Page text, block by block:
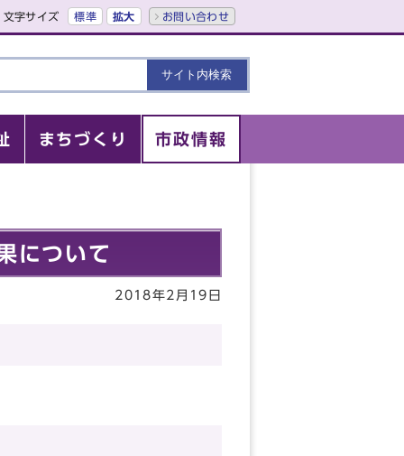
文字サイズ 標準 拡大 お問い合わせ
まちづくり 市政情報
について
2018年2月19日